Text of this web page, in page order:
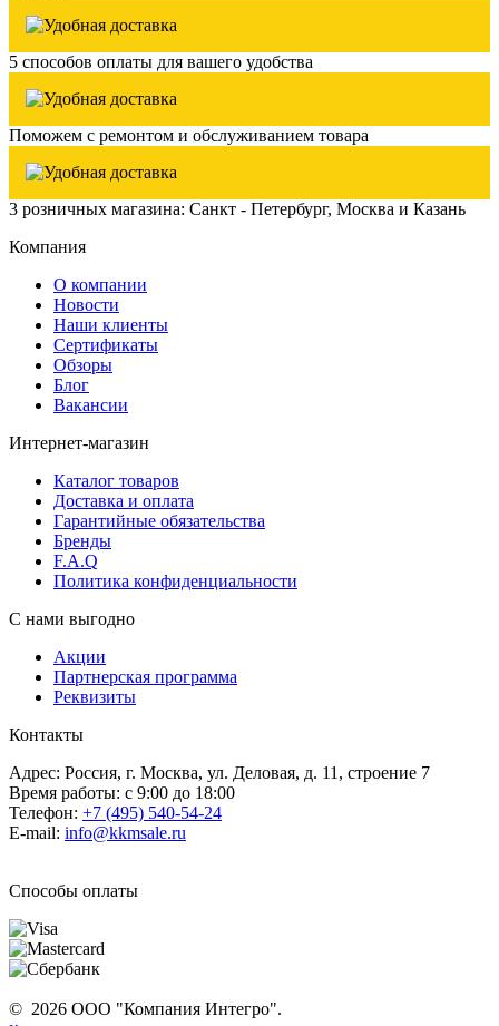
5 способов оплаты для вашего удобства
Поможем с ремонтом и обслуживанием товара
3 розничных магазина: Санкт - Петербург, Москва и Казань
Компания
О компании
Новости
Наши клиенты
Сертификаты
Обзоры
Блог
Вакансии
Интернет-магазин
Каталог товаров
Доставка и оплата
Гарантийные обязательства
Бренды
F.A.Q
Политика конфиденциальности
С нами выгодно
Акции
Партнерская программа
Реквизиты
Контакты
Адрес: Россия, г. Москва, ул. Деловая, д. 11, строение 7
Время работы: с 9:00 до 18:00
Телефон: +7 (495) 540-54-24
E-mail: info@kkmsale.ru
Способы оплаты
© 2026 ООО "Компания Интегро".